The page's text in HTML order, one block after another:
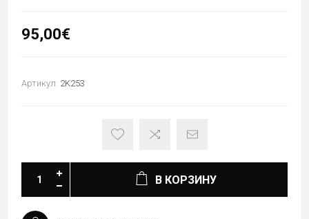
95,00€
Артикул: 2K253
В КОРЗИНУ